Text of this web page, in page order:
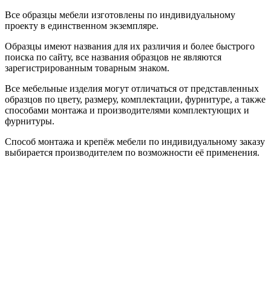
Все образцы мебели изготовлены по индивидуальному
проекту в единственном экземпляре.
Образцы имеют названия для их различия и более быстрого
поиска по сайту, все названия образцов не являются
зарегистрированным товарным знаком.
Все мебельные изделия могут отличаться от представленных
образцов по цвету, размеру, комплектации, фурнитуре, а также
способами монтажа и производителями комплектующих и
фурнитуры.
Способ монтажа и крепёж мебели по индивидуальному заказу
выбирается производителем по возможности её применения.